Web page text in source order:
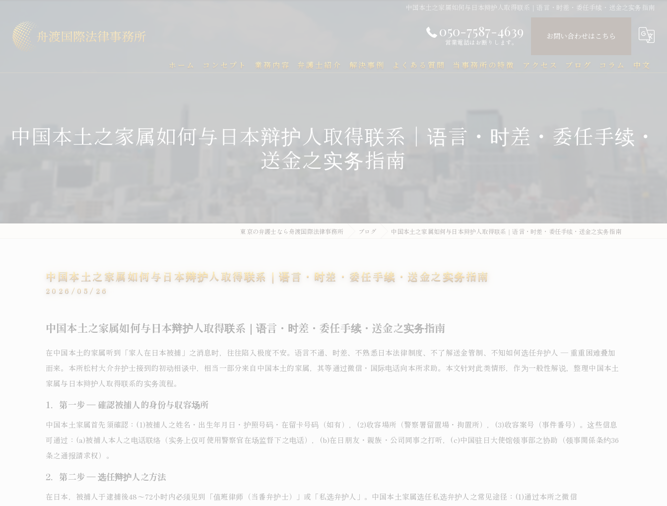
中国本土之家属如何与日本辩护人取得联系｜语言・时差・委任手续・送金之实务指南
050-7587-4639
営業電話はお断りします。
お問い合わせはこちら
ホーム コンセプト 業務内容 弁護士紹介 解決事例 よくある質問 当事務所の特徴
刑事
外国人刑事・在留Q&A
オーバーステイ（不法残留）
傷害・暴行
わいせつ・盗撮
外国人事件の解決事例
退去強制・在留特別許可
アクセス ブログ コラム 中文
中国本土之家属如何与日本辩护人取得联系｜语言・时差・委任手续・
送金之实务指南
東京の弁護士なら舟渡国際法律事務所 ブログ 中国本土之家属如何与日本辩护人取得联系｜语言・时差・委任手续・送金之实务指南
中国本土之家属如何与日本辩护人取得联系｜语言・时差・委任手续・送金之实务指南
2026/05/26
中国本土之家属如何与日本辩护人取得联系｜语言・时差・委任手续・送金之实务指南
在中国本土的家属听到「家人在日本被捕」之消息时，往往陷入极度不安。语言不通、时差、不熟悉日本法律制度、不了解送金管制、不知如何选任弁护人 ― 重重困难叠加
而来。本所松村大介弁护士接到的初动相谈中，相当一部分来自中国本土的家属，其等通过微信・国际电话向本所求助。本文针对此类情形，作为一般性解说，整理中国本土
家属与日本辩护人取得联系的实务流程。
1．第一步 ― 確認被捕人的身份与収容场所
中国本土家属首先須確認：(1)被捕人之姓名・出生年月日・护照号码・在留卡号码（如有），(2)收容場所（警察署留置場・拘置所），(3)收容案号（事件番号）。这些信息
可通过：(a)被捕人本人之电话联络（实务上仅可使用警察官在场监督下之电话），(b)在日朋友・親族・公司同事之打听，(c)中国驻日大使馆领事部之协助（领事関係条约36
条之通报請求权）。
2．第二步 ― 选任辩护人之方法
在日本，被捕人于逮捕後48〜72小时内必须见到「值班律师（当番弁护士）」或「私选弁护人」。中国本土家属选任私选弁护人之常见途径：(1)通过本所之微信